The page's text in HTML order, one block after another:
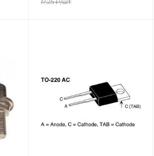
17.25₽/шт